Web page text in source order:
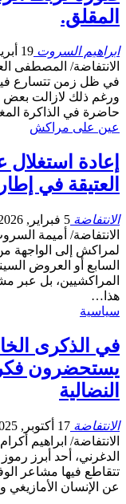
المقلق.
ابراهيم السروت 19 أبريل, 2026
الانتفاضة/ المصطفى
في ظل زمن تتسارع فيه
ورغم ذلك لازالت بعض
حاضرة في الذاكرة
عين على مراكش
إعادة استغلال
العتيقة في
الانتفاضة 5 فبراير, 2026
الانتفاضة/ أميمة
لمراكش إلى الواجهة
السابع أو العروض
المراكشيين، بل عبر
هذا…
سياسية
في الذكرى
يستحضرون
النضالية
الانتفاضة 17 أكتوبر, 2025
الانتفاضة/ ابراهيم
الدغرني، أحد أبرز
تتقاطع فيها مشاعر
عن الإنسان